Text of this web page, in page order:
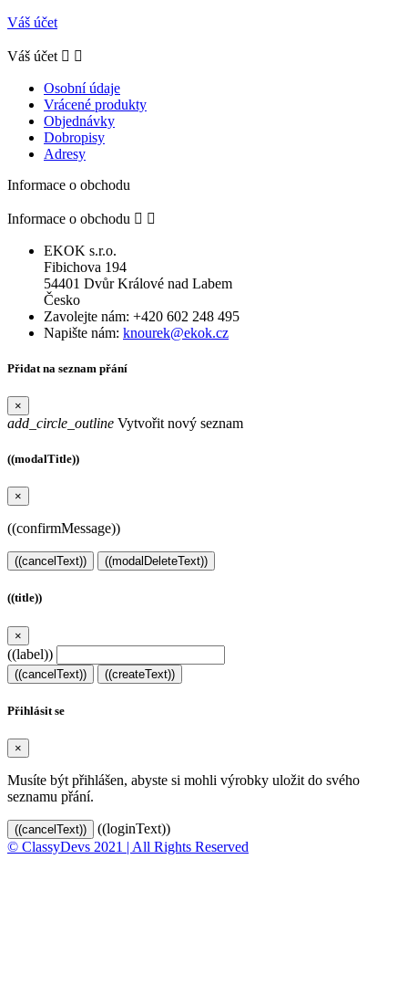
Váš účet
Váš účet  
Osobní údaje
Vrácené produkty
Objednávky
Dobropisy
Adresy
Informace o obchodu
Informace o obchodu  
EKOK s.r.o.
Fibichova 194
54401 Dvůr Králové nad Labem
Česko
Zavolejte nám: +420 602 248 495
Napište nám: knourek@ekok.cz
Přidat na seznam přání
×
add_circle_outline Vytvořit nový seznam
((modalTitle))
×
((confirmMessage))
((cancelText)) ((modalDeleteText))
((title))
×
((label))
((cancelText)) ((createText))
Přihlásit se
×
Musíte být přihlášen, abyste si mohli výrobky uložit do svého
seznamu přání.
((cancelText))
((loginText))
© ClassyDevs 2021 | All Rights Reserved